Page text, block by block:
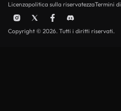
Licenzapolitica sulla riservatezzaTermini
Copyright © 2026. Tutti i diritti riservati.